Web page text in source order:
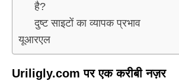
है?
दुष्ट साइटों का व्यापक प्रभाव
यूआरएल
Uriligly.com पर एक करीबी नज़र